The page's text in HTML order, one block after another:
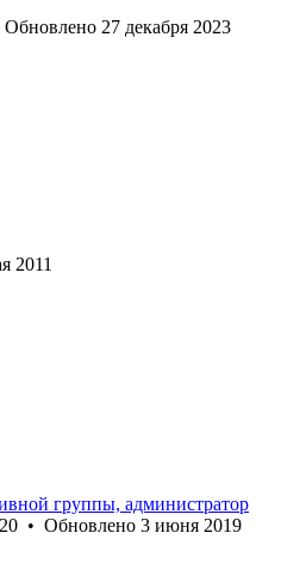
Обновлено 27 декабря 2023
2011
группы, администратор
• Обновлено 3 июня 2019